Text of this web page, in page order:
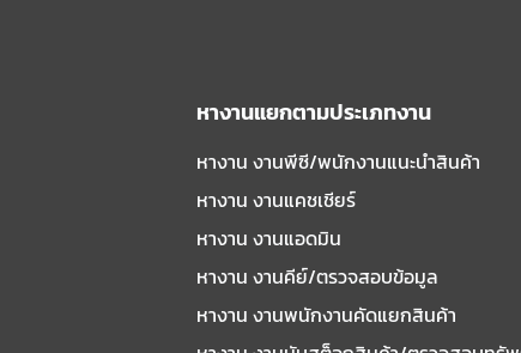
หางานแยกตามประเภทงาน
หางาน งานพีซี/พนักงานแนะนําสินค้า
หางาน งานแคชเชียร์
หางาน งานแอดมิน
หางาน งานคีย์/ตรวจสอบข้อมูล
หางาน งานพนักงานคัดแยกสินค้า